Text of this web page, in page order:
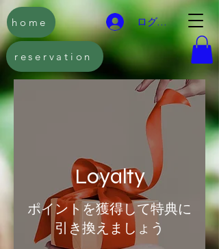
ログイン
reservation
home
Loyalty
ポイントを獲得して特典に
引き換えましょう